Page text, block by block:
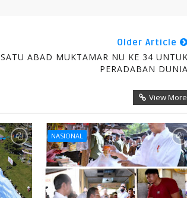
Older Article
SATU ABAD MUKTAMAR NU KE 34 UNTUK
PERADABAN DUNIA
View More
NASIONAL